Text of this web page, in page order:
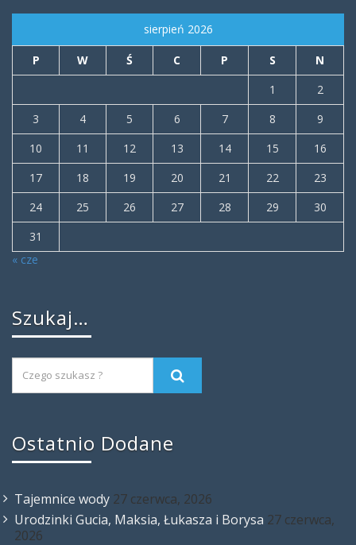
sierpień 2026
P W Ś C P S
N
1
2
3
4 5 6 7 8
9
10
11 12 13 14 15
16
17
18 19 20 21 22
23
24
25 26 27 28 29
30
31
« cze
Szukaj…
Ostatnio Dodane
Tajemnice wody 27 czerwca, 2026
Urodzinki Gucia, Maksia, Łukasza i Borysa 27 czerwca,
2026